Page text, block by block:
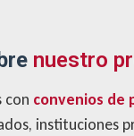
nuestro
con convenios de
instituciones